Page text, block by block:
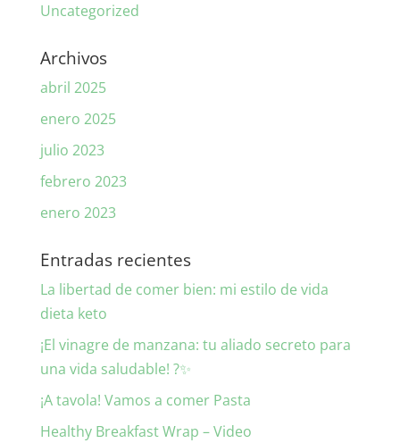
Uncategorized
Archivos
abril 2025
enero 2025
julio 2023
febrero 2023
enero 2023
Entradas recientes
La libertad de comer bien: mi estilo de vida
dieta keto
¡El vinagre de manzana: tu aliado secreto para
una vida saludable! ?✨
¡A tavola! Vamos a comer Pasta
Healthy Breakfast Wrap – Video